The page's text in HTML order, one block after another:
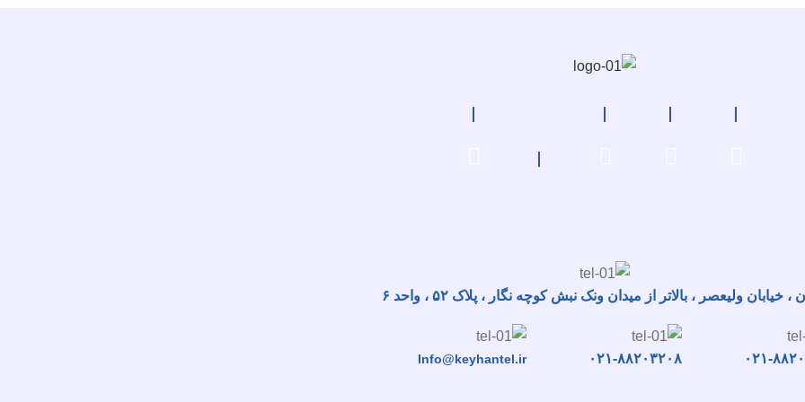
، خیابان ولیعصر ، بالاتر از میدان ونک نبش کوچه نگار ، پلاک ۵۲ ، واحد ۶
۰۲۱-۸۸۲۰۳۲۰۸ Info@keyhantel.ir